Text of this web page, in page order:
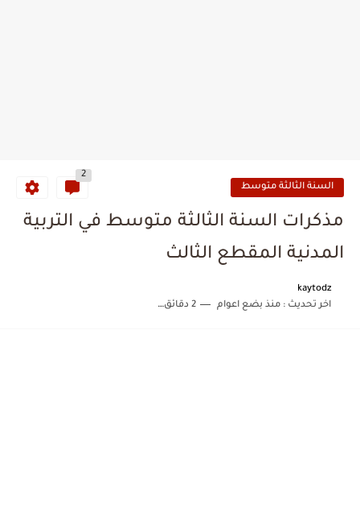
السنة الثالثة متوسط
2
مذكرات السنة الثالثة متوسط في التربية
المدنية المقطع الثالث
kaytodz
اخر تحديث :منذ بضع اعوام 2 دقائق للقراءة